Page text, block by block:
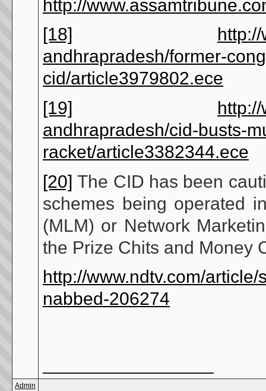
http://
[18]
andhrapradesh/former-
cid/article3979802.ece
[19]
andhrapradesh/cid-busts-
racket/article3382344.ece
[20] The CID has been
schemes being operated
(MLM) or Network
the Prize Chits and Money
http://www.ndtv.com/
nabbed-206274
Admin